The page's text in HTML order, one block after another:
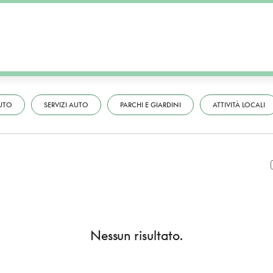
SERVIZI AUTO PARCHI E GIARDINI ATTIVITÀ LOCALI
Nessun risultato.